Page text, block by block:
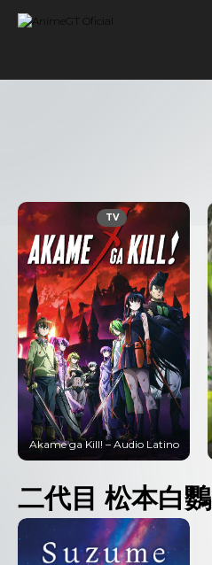
TV
Akame ga Kill! – Audio Latino
二代目 松本白鸚